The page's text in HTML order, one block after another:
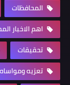
المحافظات
اهم الاخبار
تحقيقات
تعزيه ومواساه